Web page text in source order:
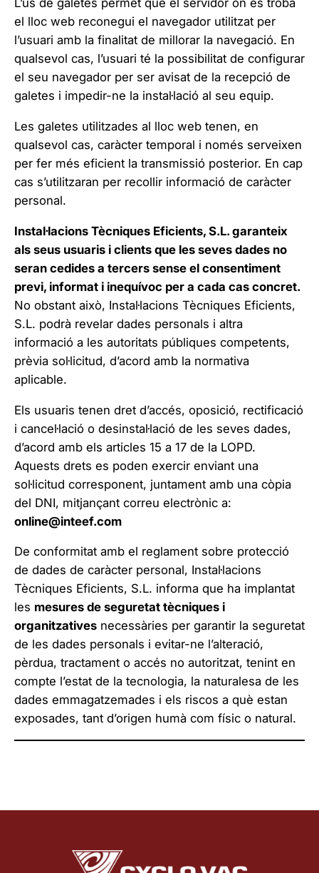
L’ús de galetes permet que el servidor on es troba
el lloc web reconegui el navegador utilitzat per
l’usuari amb la finalitat de millorar la navegació. En
qualsevol cas, l’usuari té la possibilitat de configurar
el seu navegador per ser avisat de la recepció de
galetes i impedir-ne la instal·lació al seu equip.
Les galetes utilitzades al lloc web tenen, en
qualsevol cas, caràcter temporal i només serveixen
per fer més eficient la transmissió posterior. En cap
cas s’utilitzaran per recollir informació de caràcter
personal.
Instal·lacions Tècniques Eficients, S.L. garanteix
als seus usuaris i clients que les seves dades no
seran cedides a tercers sense el consentiment
previ, informat i inequívoc per a cada cas concret.
No obstant això, Instal·lacions Tècniques Eficients,
S.L. podrà revelar dades personals i altra
informació a les autoritats públiques competents,
prèvia sol·licitud, d’acord amb la normativa
aplicable.
Els usuaris tenen dret d’accés, oposició, rectificació
i cancel·lació o desinstal·lació de les seves dades,
d’acord amb els articles 15 a 17 de la LOPD.
Aquests drets es poden exercir enviant una
sol·licitud corresponent, juntament amb una còpia
del DNI, mitjançant correu electrònic a:
online@inteef.com
De conformitat amb el reglament sobre protecció
de dades de caràcter personal, Instal·lacions
Tècniques Eficients, S.L. informa que ha implantat
les mesures de seguretat tècniques i
organitzatives necessàries per garantir la seguretat
de les dades personals i evitar-ne l’alteració,
pèrdua, tractament o accés no autoritzat, tenint en
compte l’estat de la tecnologia, la naturalesa de les
dades emmagatzemades i els riscos a què estan
exposades, tant d’origen humà com físic o natural.